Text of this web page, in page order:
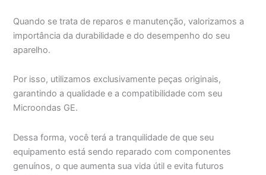
Quando se trata de reparos e manutenção, valorizamos a
importância da durabilidade e do desempenho do seu
aparelho.
Por isso, utilizamos exclusivamente peças originais,
garantindo a qualidade e a compatibilidade com seu
Microondas GE.
Dessa forma, você terá a tranquilidade de que seu
equipamento está sendo reparado com componentes
genuínos, o que aumenta sua vida útil e evita futuros